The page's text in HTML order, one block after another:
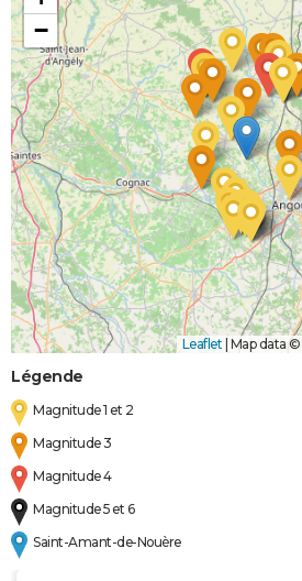
−
Leaflet | Map data ©
Légende
Magnitude 1 et 2
Magnitude 3
Magnitude 4
Magnitude 5 et 6
Saint-Amant-de-Nouère